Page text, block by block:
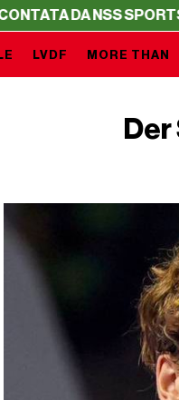
DA NSS SPORTS
LVDF MORE THAN